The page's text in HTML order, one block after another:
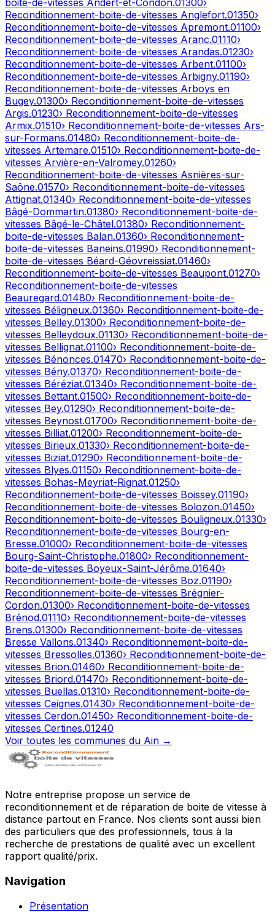
boite-de-vitesses Andert-et-Condon.01300›
Reconditionnement-boite-de-vitesses Anglefort.01350›
Reconditionnement-boite-de-vitesses Apremont.01100›
Reconditionnement-boite-de-vitesses Aranc.01110›
Reconditionnement-boite-de-vitesses Arandas.01230›
Reconditionnement-boite-de-vitesses Arbent.01100›
Reconditionnement-boite-de-vitesses Arbigny.01190›
Reconditionnement-boite-de-vitesses Arboys en
Bugey.01300› Reconditionnement-boite-de-vitesses
Argis.01230› Reconditionnement-boite-de-vitesses
Armix.01510› Reconditionnement-boite-de-vitesses Ars-
sur-Formans.01480› Reconditionnement-boite-de-
vitesses Artemare.01510› Reconditionnement-boite-de-
vitesses Arvière-en-Valromey.01260›
Reconditionnement-boite-de-vitesses Asnières-sur-
Saône.01570› Reconditionnement-boite-de-vitesses
Attignat.01340› Reconditionnement-boite-de-vitesses
Bâgé-Dommartin.01380› Reconditionnement-boite-de-
vitesses Bâgé-le-Châtel.01380› Reconditionnement-
boite-de-vitesses Balan.01360› Reconditionnement-
boite-de-vitesses Baneins.01990› Reconditionnement-
boite-de-vitesses Béard-Géovreissiat.01460›
Reconditionnement-boite-de-vitesses Beaupont.01270›
Reconditionnement-boite-de-vitesses
Beauregard.01480› Reconditionnement-boite-de-
vitesses Béligneux.01360› Reconditionnement-boite-de-
vitesses Belley.01300› Reconditionnement-boite-de-
vitesses Belleydoux.01130› Reconditionnement-boite-de-
vitesses Bellignat.01100› Reconditionnement-boite-de-
vitesses Bénonces.01470› Reconditionnement-boite-de-
vitesses Bény.01370› Reconditionnement-boite-de-
vitesses Béréziat.01340› Reconditionnement-boite-de-
vitesses Bettant.01500› Reconditionnement-boite-de-
vitesses Bey.01290› Reconditionnement-boite-de-
vitesses Beynost.01700› Reconditionnement-boite-de-
vitesses Billiat.01200› Reconditionnement-boite-de-
vitesses Birieux.01330› Reconditionnement-boite-de-
vitesses Biziat.01290› Reconditionnement-boite-de-
vitesses Blyes.01150› Reconditionnement-boite-de-
vitesses Bohas-Meyriat-Rignat.01250›
Reconditionnement-boite-de-vitesses Boissey.01190›
Reconditionnement-boite-de-vitesses Bolozon.01450›
Reconditionnement-boite-de-vitesses Bouligneux.01330›
Reconditionnement-boite-de-vitesses Bourg-en-
Bresse.01000› Reconditionnement-boite-de-vitesses
Bourg-Saint-Christophe.01800› Reconditionnement-
boite-de-vitesses Boyeux-Saint-Jérôme.01640›
Reconditionnement-boite-de-vitesses Boz.01190›
Reconditionnement-boite-de-vitesses Brégnier-
Cordon.01300› Reconditionnement-boite-de-vitesses
Brénod.01110› Reconditionnement-boite-de-vitesses
Brens.01300› Reconditionnement-boite-de-vitesses
Bresse Vallons.01340› Reconditionnement-boite-de-
vitesses Bressolles.01360› Reconditionnement-boite-de-
vitesses Brion.01460› Reconditionnement-boite-de-
vitesses Briord.01470› Reconditionnement-boite-de-
vitesses Buellas.01310› Reconditionnement-boite-de-
vitesses Ceignes.01430› Reconditionnement-boite-de-
vitesses Cerdon.01450› Reconditionnement-boite-de-
vitesses Certines.01240
Voir toutes les communes du Ain →
Notre entreprise propose un service de
reconditionnement et de réparation de boite de vitesse à
distance partout en France. Nos clients sont aussi bien
des particuliers que des professionnels, tous à la
recherche de prestations de qualité avec un excellent
rapport qualité/prix.
Navigation
Présentation